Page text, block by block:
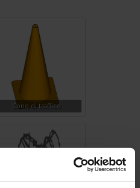
Cono di traffico